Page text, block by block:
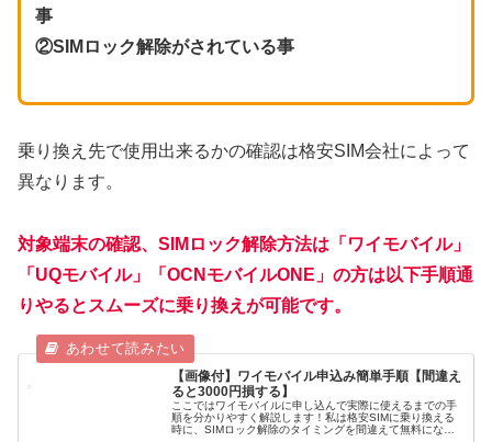
事
②SIMロック解除がされている事
乗り換え先で使用出来るかの確認は格安SIM会社によって
異なります。
対象端末の確認、SIMロック解除方法は「ワイモバイル」
「UQモバイル」「OCNモバイルONE」の方は以下手順通
りやるとスムーズに乗り換えが可能です。
【画像付】ワイモバイル申込み簡単手順【間違え
ると3000円損する】
ここではワイモバイルに申し込んで実際に使えるまでの手
順を分かりやすく解説します！私は格安SIMに乗り換える
時に、SIMロック解除のタイミングを間違えて無料になる